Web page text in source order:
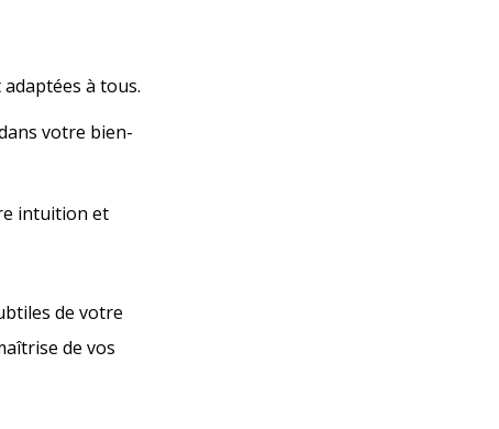
à tous.
votre bien-
intuition et
de votre
de vos